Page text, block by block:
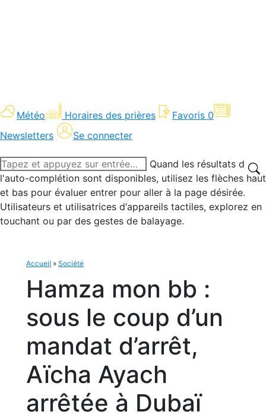
Météo Horaires des prières Favoris 0
Newsletters
Se connecter
Recherche
:
Quand les résultats de
l'auto-complétion sont disponibles, utilisez les flèches haut
et bas pour évaluer entrer pour aller à la page désirée.
Utilisateurs et utilisatrices d‘appareils tactiles, explorez en
touchant ou par des gestes de balayage.
Accueil » Société
Hamza mon bb :
sous le coup d’un
mandat d’arrêt,
Aïcha Ayach
arrêtée à Dubaï